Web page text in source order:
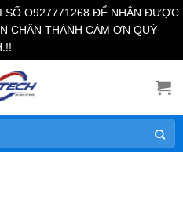
SỐ O927771268 ĐỂ NHẬN ĐƯỢC
CHÂN THÀNH CẢM ƠN QUÝ